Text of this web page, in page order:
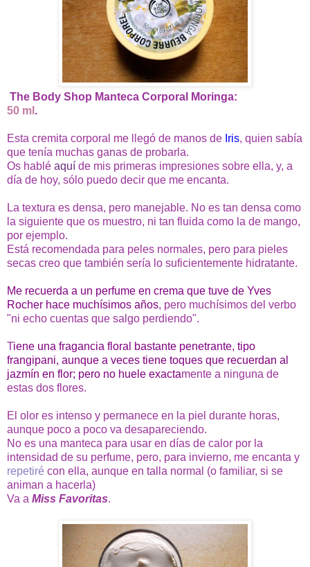
The Body Shop Manteca Corporal Moringa:
50 ml .
Esta cremita corporal me llegó de manos de Iris, quien sabía
que tenía muchas ganas de probarla.
Os hablé aquí de mis primeras impresiones sobre ella, y, a
día de hoy, sólo puedo decir que me encanta.
La textura es densa, pero manejable. No es tan densa como
la siguiente que os muestro, ni tan fluida como la de mango,
por ejemplo.
Está recomendada para peles normales, pero para pieles
secas creo que también sería lo suficientemente hidratante.
Me recuerda a un perfume en crema que tuve de Yves
Rocher hace muchísimos años, pero muchísimos del verbo
"ni echo cuentas que salgo perdiendo".
Tiene una fragancia floral bastante penetrante, tipo
frangipani, aunque a veces tiene toques que recuerdan al
jazmín en flor; pero no huele exactamente a ninguna de
estas dos flores.
El olor es intenso y permanece en la piel durante horas,
aunque poco a poco va desapareciendo.
No es una manteca para usar en días de calor por la
intensidad de su perfume, pero, para invierno, me encanta y
repetiré con ella, aunque en talla normal (o familiar, si se
animan a hacerla)
Va a Miss Favoritas.